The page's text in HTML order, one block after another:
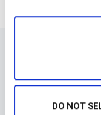
DO NOT